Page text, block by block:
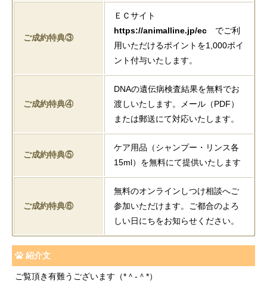
ご成約特典③
ＥＣサイト
https://animalline.jp/ec でご利
用いただけるポイントを1,000ポイ
ント付与いたします。
ご成約特典④
DNAの遺伝病検査結果を無料でお
渡しいたします。メール（PDF）
または郵送にて対応いたします。
ご成約特典⑤
ケア用品（シャンプー・リンス各
15ml）を無料にて提供いたします
ご成約特典⑥
無料のオンラインしつけ相談へご
参加いただけます。ご都合のよろ
しい日にちをお知らせください。
紹介文
ご覧頂き有難うございます（*＾-＾*）